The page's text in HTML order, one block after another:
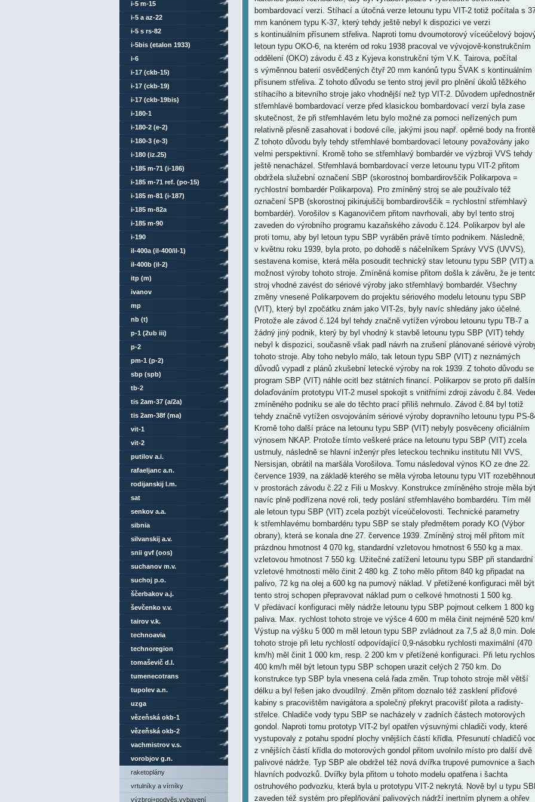
i-5 m-15
i-5 a az-22
i-5 s rs-82
i-5bis (etalon 1933)
i-6
i-17 (ckb-15)
i-17 (ckb-19)
i-17 (ckb-19bis)
i-180-1
i-180-2 (e-2)
i-180-3 (e-3)
i-180 (iz.25)
i-185 m-71 (i-186)
i-185 m-71 ref. (po-15)
i-185 m-81 (i-187)
i-185 m-82a
i-185 m-90
i-190
il-400a (il-400/il-1)
il-400b (il-2)
itp (m)
ivanov
mp
nb (t)
p-1 (2ub iii)
p-2
pm-1 (p-2)
sbp (spb)
tb-2
tis 2am-37 (a/2a)
tis 2am-38f (ma)
vit-1
vit-2
putilov a.i.
rafaeljanc a.n.
rodijanskij l.m.
sat
senkov a.a.
sibnia
silvanskij a.v.
snii gvf (oos)
suchanov m.v.
suchoj p.o.
ščerbakov a.j.
ševčenko v.v.
tairov v.k.
technoavia
technoregion
tomaševič d.l.
tumenecotrans
tupolev a.n.
uzga
vězeňská okb-1
vězeňská okb-2
vachmistrov v.s.
vorobjov g.n.
raketoplány
vrtulníky a vírníky
výzbroj+podvěs.vybavení